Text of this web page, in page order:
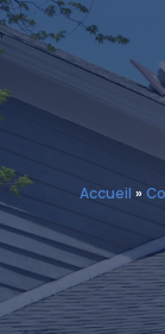
Accueil »